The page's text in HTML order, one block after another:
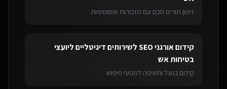
זימון תורים חכם עם תזכורות אוטומטיות
קידום אורגני SEO לשירותים דיגיטליים ליועצי
בטיחות אש
קידום בגוגל וחשיפה למנועי חיפוש